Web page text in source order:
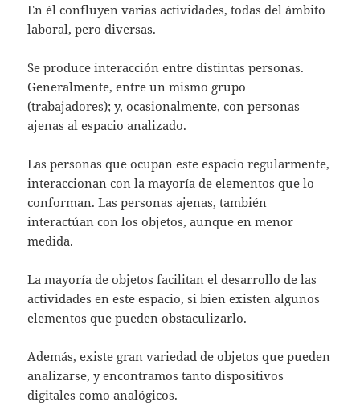
En él confluyen varias actividades, todas del ámbito
laboral, pero diversas.
Se produce interacción entre distintas personas.
Generalmente, entre un mismo grupo
(trabajadores); y, ocasionalmente, con personas
ajenas al espacio analizado.
Las personas que ocupan este espacio regularmente,
interaccionan con la mayoría de elementos que lo
conforman. Las personas ajenas, también
interactúan con los objetos, aunque en menor
medida.
La mayoría de objetos facilitan el desarrollo de las
actividades en este espacio, si bien existen algunos
elementos que pueden obstaculizarlo.
Además, existe gran variedad de objetos que pueden
analizarse, y encontramos tanto dispositivos
digitales como analógicos.